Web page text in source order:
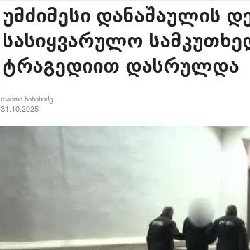
უმძიმესი დანაშაულის
სასიყვარულო
ტრაგედიით დასრულდა
თამთა ჩაჩანიძე
31.10.2025